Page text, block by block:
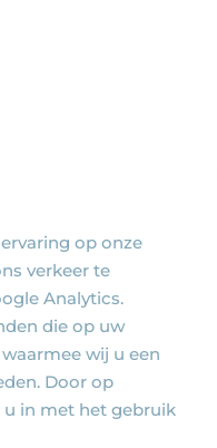
op onze
verkeer te
Analytics.
die op uw
wij u een
Door op
u in met het gebruik